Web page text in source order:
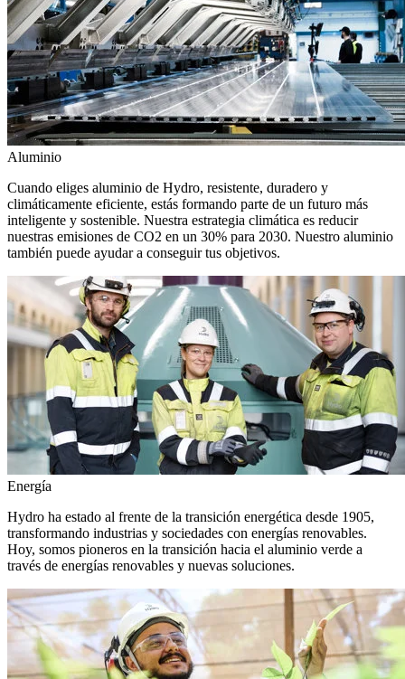
Aluminio
Cuando eliges aluminio de Hydro, resistente, duradero y
climáticamente eficiente, estás formando parte de un futuro más
inteligente y sostenible. Nuestra estrategia climática es reducir
nuestras emisiones de CO2 en un 30% para 2030. Nuestro aluminio
también puede ayudar a conseguir tus objetivos.
Energía
Hydro ha estado al frente de la transición energética desde 1905,
transformando industrias y sociedades con energías renovables.
Hoy, somos pioneros en la transición hacia el aluminio verde a
través de energías renovables y nuevas soluciones.